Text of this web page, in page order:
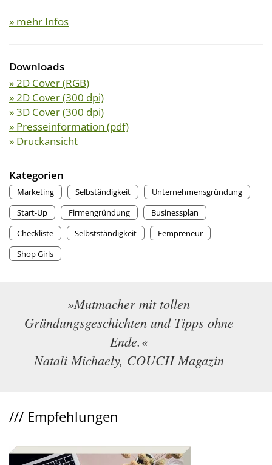
» mehr Infos
Downloads
» 2D Cover (RGB)
» 2D Cover (300 dpi)
» 3D Cover (300 dpi)
» Presseinformation (pdf)
» Druckansicht
Kategorien
Marketing Selbständigkeit
Unternehmensgründung
Start-Up
Firmengründung
Businessplan
Checkliste
Selbstständigkeit
Fempreneur
Shop Girls
»Mutmacher mit tollen
Gründungsgeschichten und Tipps ohne
Ende.«
Natali Michaely, COUCH Magazin
/// Empfehlungen